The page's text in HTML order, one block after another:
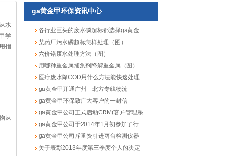
水
学
指
从
ga黄金甲环保资讯中心
各行业巨头的废水磷超标都选择ga黄金甲（图）
某药厂污水磷超标怎样处理（图）
六价铬废水处理方法（图）
用哪种重金属捕集剂降解重金属（图）
医疗废水降COD用什么方法能快速处理（图）
ga黄金甲开通广州—北方专线物流
ga黄金甲环保致广大客户的一封信
ga黄金甲公司正式启动CRM(客户管理系统)软件
ga黄金甲公司于2014年1月初参加了行业技术交流会
ga黄金甲公司斥重资引进两台检测仪器
关于表彰2013年度第三季度个人的决定